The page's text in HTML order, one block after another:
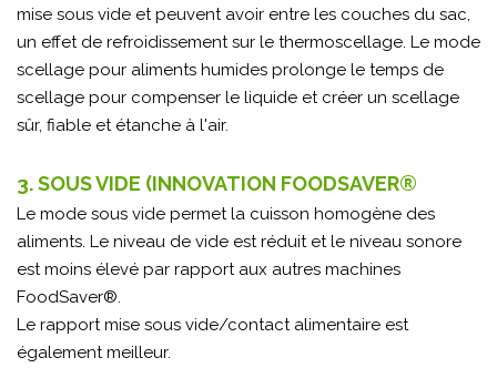
mise sous vide et peuvent avoir entre les couches du sac,
un effet de refroidissement sur le thermoscellage. Le mode
scellage pour aliments humides prolonge le temps de
scellage pour compenser le liquide et créer un scellage
sûr, fiable et étanche à l'air.
3. SOUS VIDE (INNOVATION FOODSAVER®
Le mode sous vide permet la cuisson homogène des
aliments. Le niveau de vide est réduit et le niveau sonore
est moins élevé par rapport aux autres machines
FoodSaver®.
Le rapport mise sous vide/contact alimentaire est
également meilleur.